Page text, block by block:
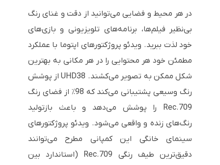
در هر محیط و فضایی می‌توانید از دقت و غنای رنگ
بی‌نظیر فیلم‌ها، برنامه‌های تلویزیونی و بازی‌های
خود لذت ببرید. ویدئو پروژکتورهای اپتوما با عملکرد
مطمئن خود هر محتوایی را در هر مکانی به بهترین
شکل ممکن به تصویر می‌کشند. UHD38 از پوشش
رنگ وسیعی پشتیبانی می‌کند که 98٪ از فضای رنگ
Rec.709 را پوشش می‌دهد و باعث بازتولید
رنگ‌های زنده و واقعی می‌شود. ویدئو پروژکتورهای
سینمای خانگی این کمپانی مطرح می‌توانند
دقیق‌ترین طیف رنگی Rec.709 (استاندارد بین